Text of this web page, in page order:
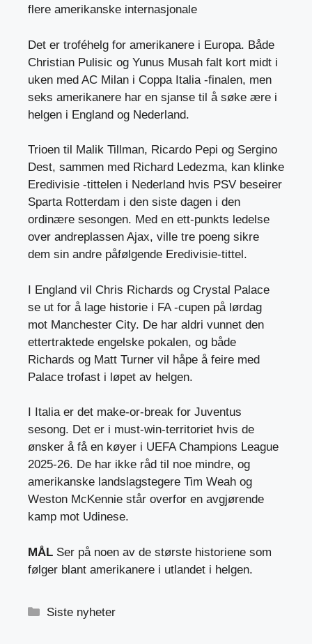
flere amerikanske internasjonale
Det er troféhelg for amerikanere i Europa. Både
Christian Pulisic og Yunus Musah falt kort midt i
uken med AC Milan i Coppa Italia -finalen, men
seks amerikanere har en sjanse til å søke ære i
helgen i England og Nederland.
Trioen til Malik Tillman, Ricardo Pepi og Sergino
Dest, sammen med Richard Ledezma, kan klinke
Eredivisie -tittelen i Nederland hvis PSV beseirer
Sparta Rotterdam i den siste dagen i den
ordinære sesongen. Med en ett-punkts ledelse
over andreplassen Ajax, ville tre poeng sikre
dem sin andre påfølgende Eredivisie-tittel.
I England vil Chris Richards og Crystal Palace
se ut for å lage historie i FA -cupen på lørdag
mot Manchester City. De har aldri vunnet den
ettertraktede engelske pokalen, og både
Richards og Matt Turner vil håpe å feire med
Palace trofast i løpet av helgen.
I Italia er det make-or-break for Juventus
sesong. Det er i must-win-territoriet hvis de
ønsker å få en køyer i UEFA Champions League
2025-26. De har ikke råd til noe mindre, og
amerikanske landslagstegere Tim Weah og
Weston McKennie står overfor en avgjørende
kamp mot Udinese.
MÅL Ser på noen av de største historiene som
følger blant amerikanere i utlandet i helgen.
Kategorier
Siste nyheter